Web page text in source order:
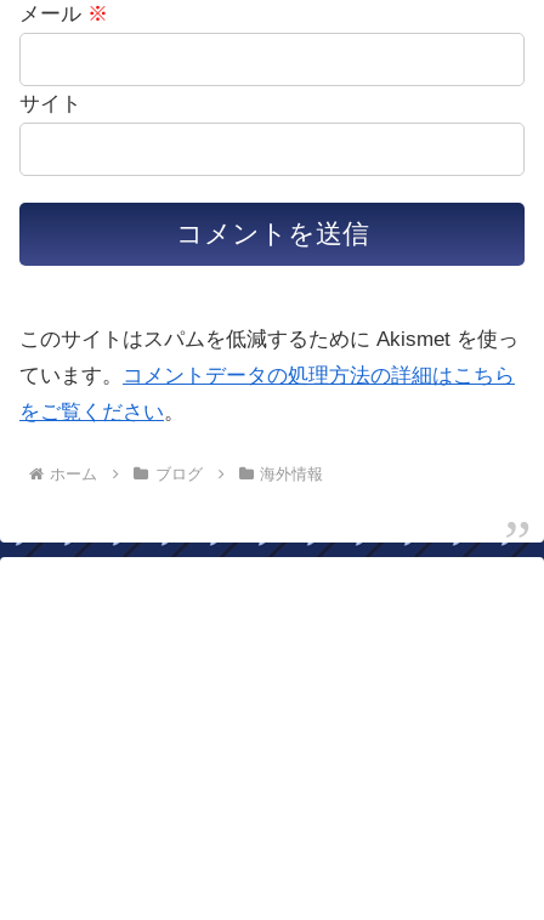
メール ※
サイト
このサイトはスパムを低減するために Akismet を使っ
ています。
コメントデータの処理方法の詳細はこちら
をご覧ください。
ホーム ブログ 海外情報